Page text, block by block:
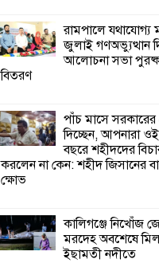
কালিগঞ্জে নিখোঁজ
মরদেহ অবশেষে
ইছামতী নদীতে
২নং ওয়ার্ডের
কর্মী সম্মেলন
শ্যামনগরে জলবায়ু
শিখন ও অভিজ্ঞতা বিনিময় সভা
শ্যামনগরে বনবিভাগ
রামপালে যথাযোগ্য
জুলাই গণঅভ্যুত্থান
আলোচনা সভা
বিতরণ
পাঁচ মাসে
দিচ্ছেন, আপনারা
বছরে শহীদদের
করলেন না কেন: শহীদ জিসানের
ক্ষোভ
কালিগঞ্জে নিখোঁজ
মরদেহ অবশেষে
ইছামতী নদীতে